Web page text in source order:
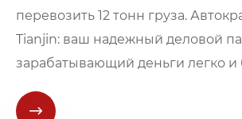
перевозить 12 тонн груза.
Tianjin: ваш надежный деловой
зарабатывающий деньги легко и
